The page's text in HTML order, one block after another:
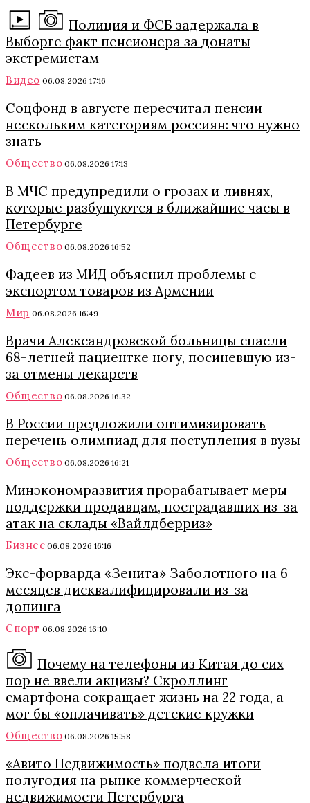
Полиция и ФСБ задержала в
Выборге факт пенсионера за донаты
экстремистам
Видео 06.08.2026 17:16
Соцфонд в августе пересчитал пенсии
нескольким категориям россиян: что нужно
знать
Общество 06.08.2026 17:13
В МЧС предупредили о грозах и ливнях,
которые разбушуются в ближайшие часы в
Петербурге
Общество 06.08.2026 16:52
Фадеев из МИД объяснил проблемы с
экспортом товаров из Армении
Мир 06.08.2026 16:49
Врачи Александровской больницы спасли
68-летней пациентке ногу, посиневшую из-
за отмены лекарств
Общество 06.08.2026 16:32
В России предложили оптимизировать
перечень олимпиад для поступления в вузы
Общество 06.08.2026 16:21
Минэкономразвития прорабатывает меры
поддержки продавцам, пострадавших из-за
атак на склады «Вайлдберриз»
Бизнес 06.08.2026 16:16
Экс-форварда «Зенита» Заболотного на 6
месяцев дисквалифицировали из-за
допинга
Спорт 06.08.2026 16:10
Почему на телефоны из Китая до сих
пор не ввели акцизы? Скроллинг
смартфона сокращает жизнь на 22 года, а
мог бы «оплачивать» детские кружки
Общество 06.08.2026 15:58
«Авито Недвижимость» подвела итоги
полугодия на рынке коммерческой
недвижимости Петербурга